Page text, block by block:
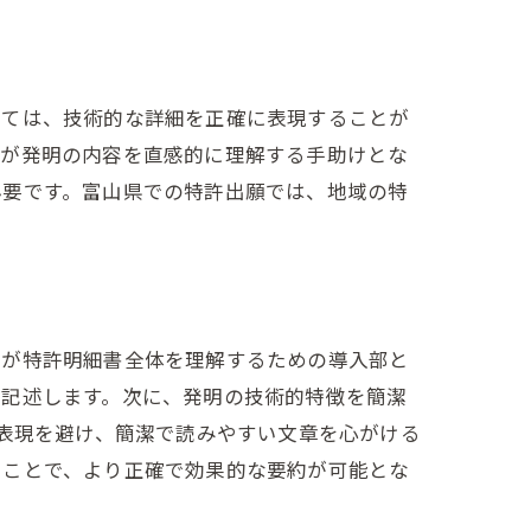
は、技術的な詳細を正確に表現することが
発明の内容を直感的に理解する手助けとな
です。富山県での特許出願では、地域の特
特許明細書全体を理解するための導入部と
述します。次に、発明の技術的特徴を簡潔
を避け、簡潔で読みやすい文章を心がける
とで、より正確で効果的な要約が可能とな